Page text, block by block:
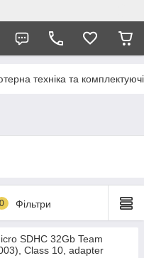
техніка та комплектуючі
0 Фільтри
SDHC 32Gb Team
Class 10, adapter